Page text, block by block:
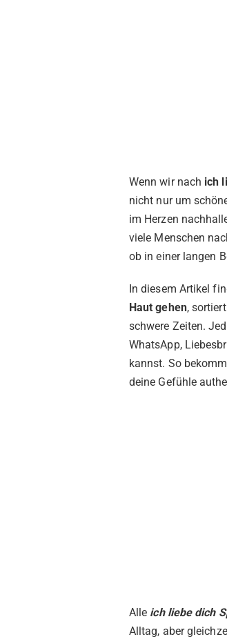
Wenn wir nach ich
nicht nur um
im Herzen
viele Menschen
ob in einer langen
In diesem Artikel
Haut gehen,
schwere Zeiten.
WhatsApp,
kannst. So
deine Gefühle
Alle ich liebe dich
Alltag, aber